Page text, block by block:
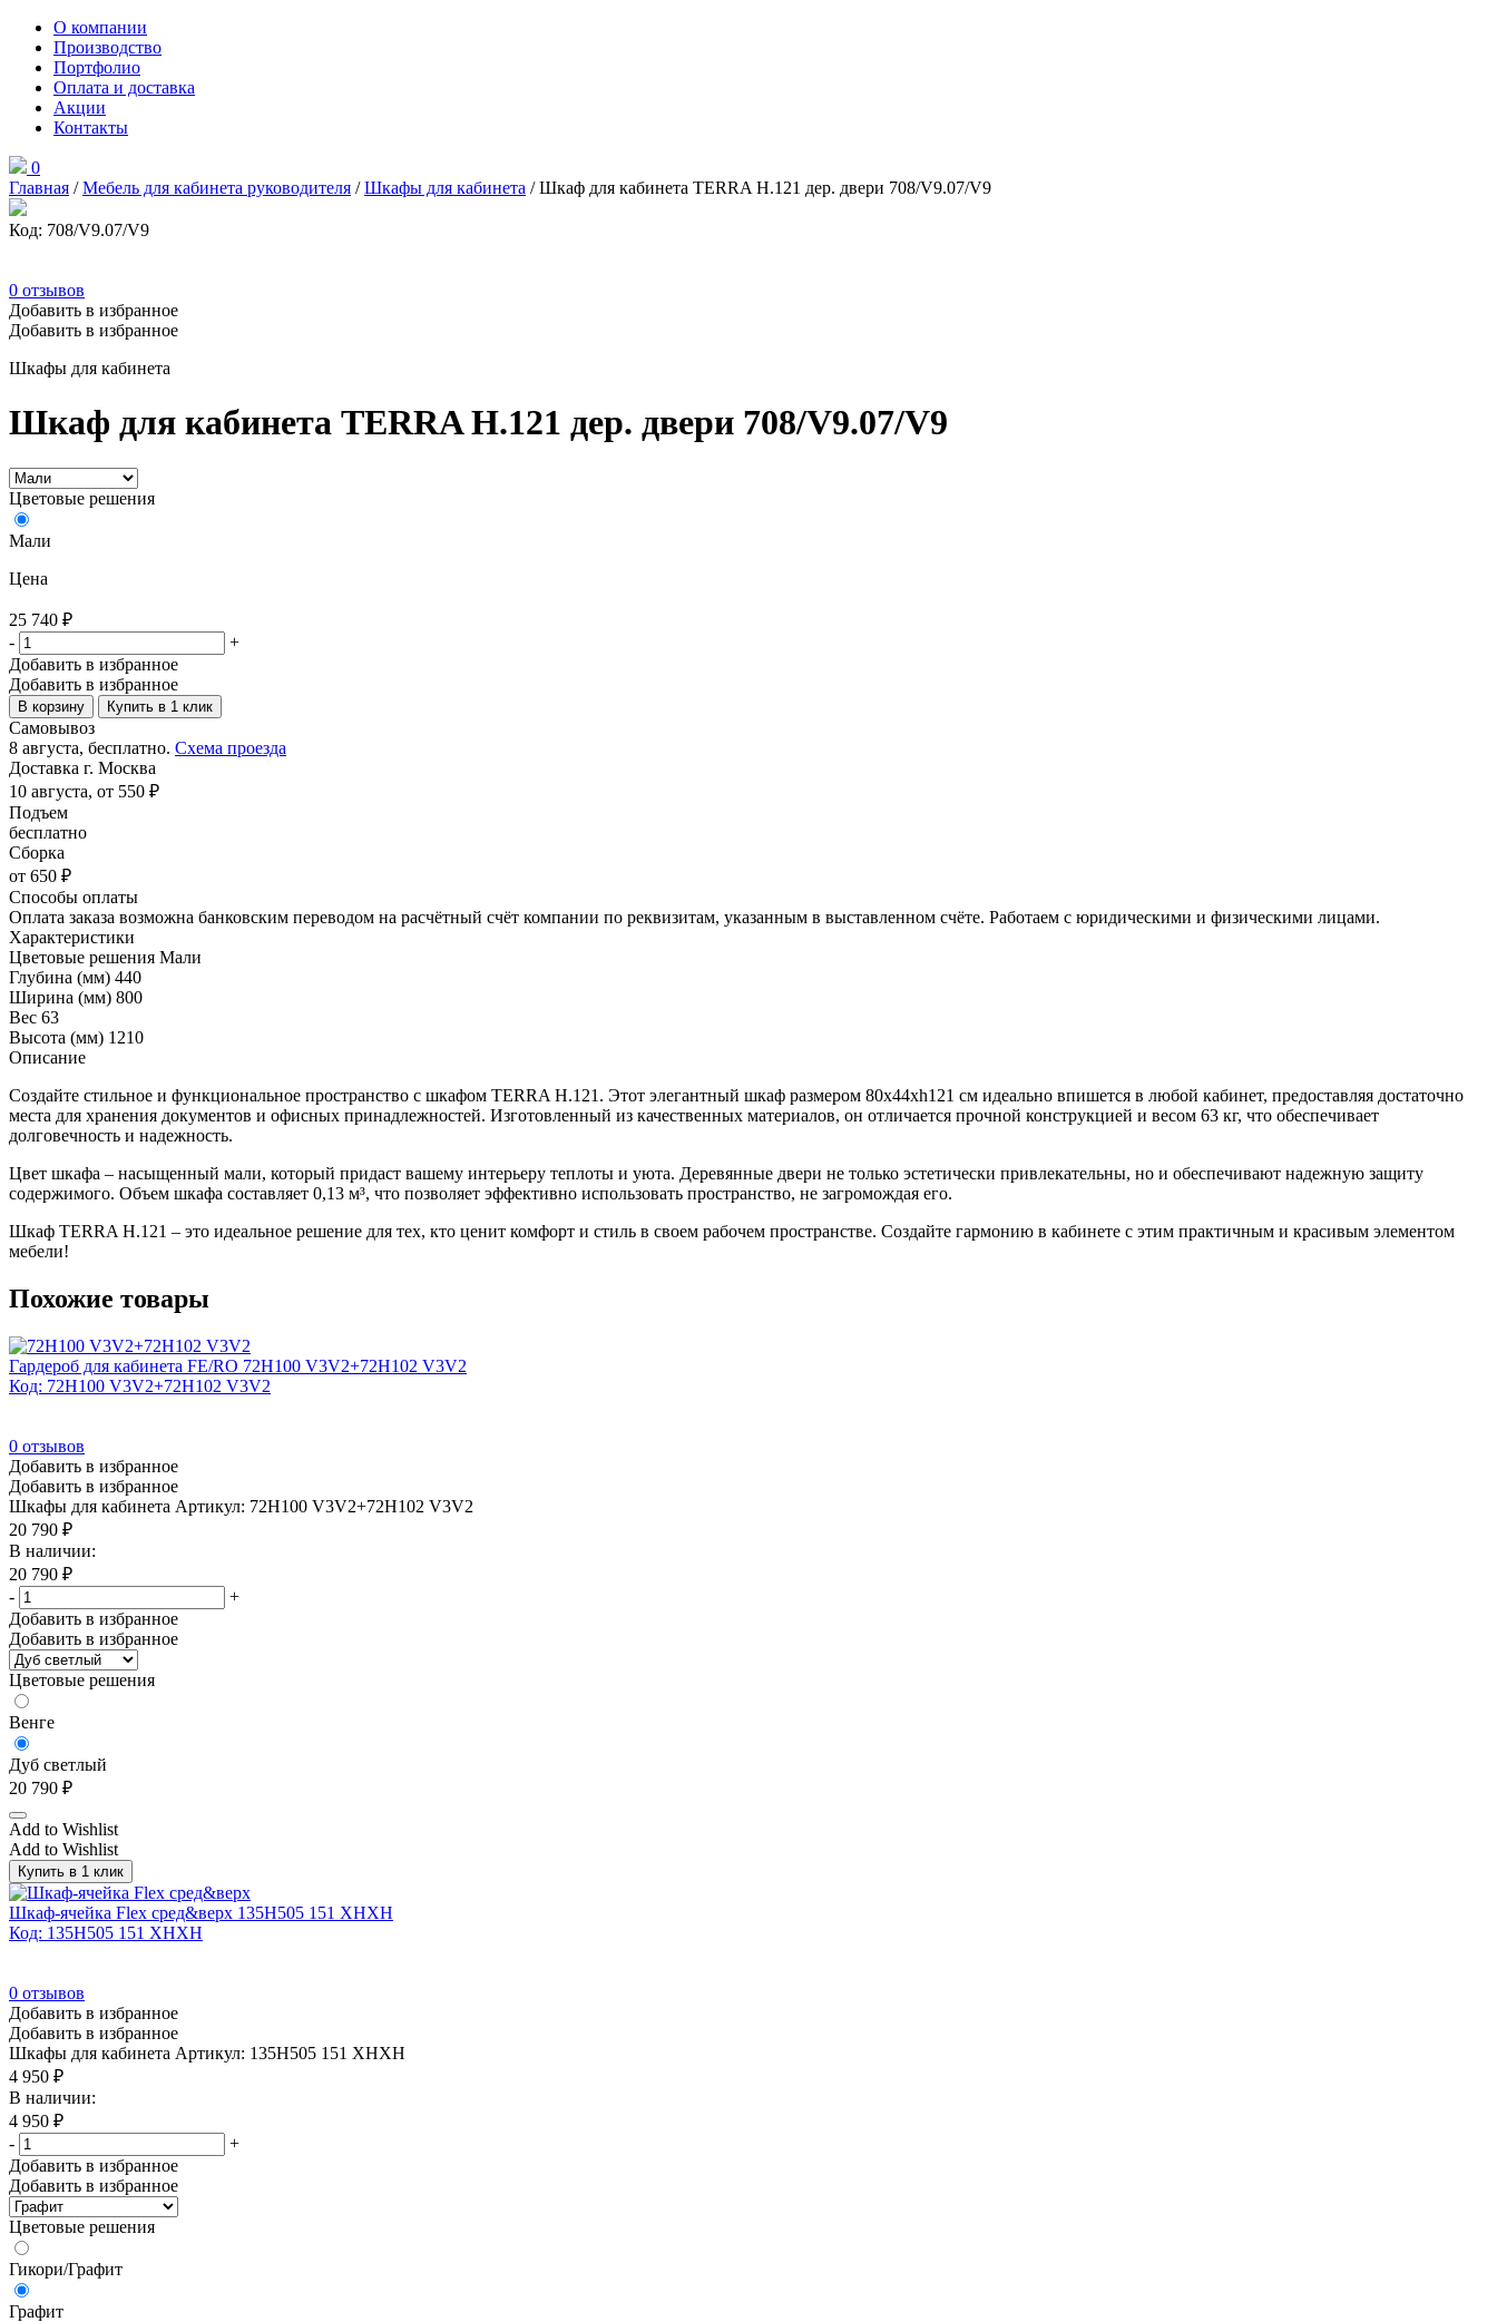
О компании
Производство
Портфолио
Оплата и доставка
Акции
Контакты
0
Главная /Мебель для кабинета руководителя /Шкафы для кабинета / Шкаф для кабинета TERRA H.121 дер. двери 708/V9.07/V9
Код: 708/V9.07/V9
0 отзывов
Добавить в избранное
Добавить в избранное
Шкафы для кабинета
Шкаф для кабинета TERRA H.121 дер. двери 708/V9.07/V9
Цветовые решения
Мали
Цена
25 740 ₽
-
+
Добавить в избранное
Добавить в избранное
В корзину Купить в 1 клик
Самовывоз
8 августа, бесплатно. Схема проезда
Доставка г. Москва
10 августа, от 550 ₽
Подъем
бесплатно
Сборка
от 650 ₽
Способы оплаты
Оплата заказа возможна банковским переводом на расчётный счёт компании по реквизитам, указанным в выставленном счёте. Работаем с юридическими и физическими лицами.
Характеристики
Цветовые решения Мали
Глубина (мм) 440
Ширина (мм) 800
Вес 63
Высота (мм) 1210
Описание
Создайте стильное и функциональное пространство с шкафом TERRA H.121. Этот элегантный шкаф размером 80x44xh121 см идеально впишется в любой кабинет, предоставляя достаточно
места для хранения документов и офисных принадлежностей. Изготовленный из качественных материалов, он отличается прочной конструкцией и весом 63 кг, что обеспечивает
долговечность и надежность.
Цвет шкафа – насыщенный мали, который придаст вашему интерьеру теплоты и уюта. Деревянные двери не только эстетически привлекательны, но и обеспечивают надежную защиту
содержимого. Объем шкафа составляет 0,13 м³, что позволяет эффективно использовать пространство, не загромождая его.
Шкаф TERRA H.121 – это идеальное решение для тех, кто ценит комфорт и стиль в своем рабочем пространстве. Создайте гармонию в кабинете с этим практичным и красивым элементом
мебели!
Похожие товары
Гардероб для кабинета FE/RO 72H100 V3V2+72H102 V3V2
Код: 72H100 V3V2+72H102 V3V2
0 отзывов
Добавить в избранное
Добавить в избранное
Шкафы для кабинета Артикул: 72H100 V3V2+72H102 V3V2
20 790 ₽
В наличии:
20 790 ₽
-
+
Добавить в избранное
Добавить в избранное
Цветовые решения
Венге
Дуб светлый
20 790 ₽
Add to Wishlist
Add to Wishlist
Купить в 1 клик
Шкаф-ячейка Flex сред&верх 135H505 151 XHXH
Код: 135H505 151 XHXH
0 отзывов
Добавить в избранное
Добавить в избранное
Шкафы для кабинета Артикул: 135H505 151 XHXH
4 950 ₽
В наличии:
4 950 ₽
-
+
Добавить в избранное
Добавить в избранное
Цветовые решения
Гикори/Графит
Графит